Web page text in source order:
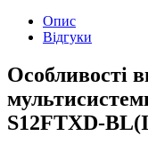
Опис
Відгуки
Особливості
S12FTXD-